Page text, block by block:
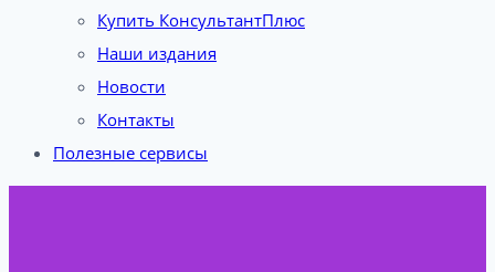
Купить КонсультантПлюс
Наши издания
Новости
Контакты
Полезные сервисы